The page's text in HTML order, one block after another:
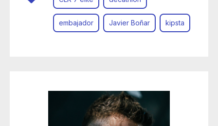
embajador Javier Boñar kipsta